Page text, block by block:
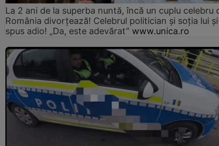
La 2 ani de la superba nuntă, încă un cuplu celebru
România divorțează! Celebrul politician și soția lui
spus adio! „Da, este adevărat” www.unica.ro